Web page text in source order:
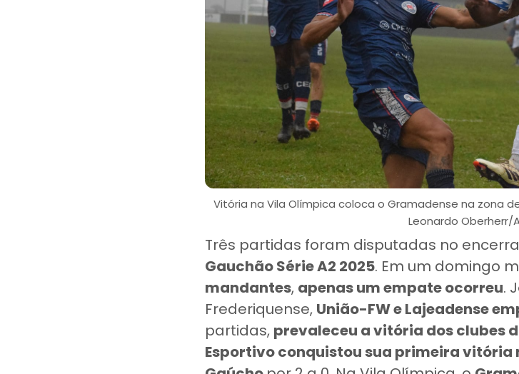
Vitória na Vila Olímpica coloca o Gramadense na zona
Leonardo Oberherr/
Três partidas foram disputadas no
Gauchão Série A2 2025. Em um domingo
mandantes, apenas um empate ocorreu.
Frederiquense, União-FW e Lajeadense
partidas, prevaleceu a vitória dos clubes
Esportivo conquistou sua primeira vitória